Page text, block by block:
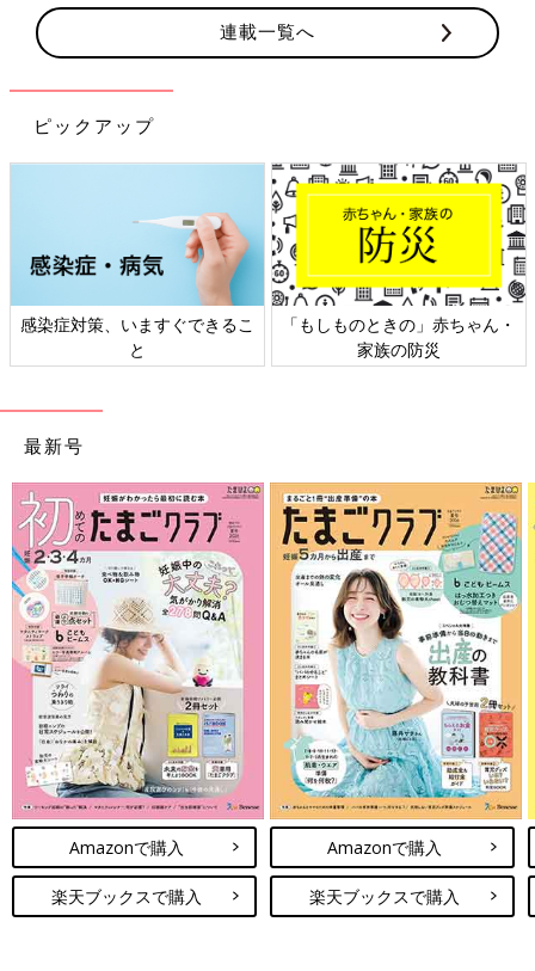
連載一覧へ
ピックアップ
感染症対策、いますぐできるこ
と
「もしものときの」赤ちゃん・
家族の防災
最新号
Amazonで購入
楽天ブックスで購入
Amazonで購入
楽天ブックスで購入